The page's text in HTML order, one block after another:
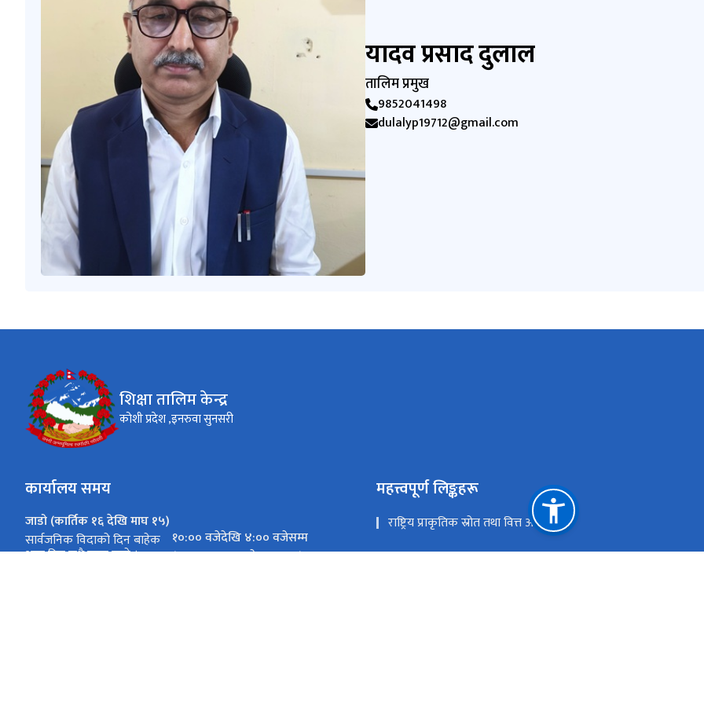
यादव प्रसाद दुलाल
तालिम प्रमुख
9852041498
dulalyp19712@gmail.com
शिक्षा तालिम केन्द्र
कोशी प्रदेश ,इनरुवा सुनसरी
कार्यालय समय
जाडो (कार्तिक १६ देखि माघ १५)
सार्वजनिक विदाको दिन बाहेक
अन्य दिन सधै खुला रहने ।
१०:०० वजेदेखि ४:०० वजेसम्म
(शुक्रवार ३:०० वजेसम्म मात्र )
महत्त्वपूर्ण लिङ्कहरू
राष्ट्रिय प्राकृतिक स्रोत तथा वित्त आयोग